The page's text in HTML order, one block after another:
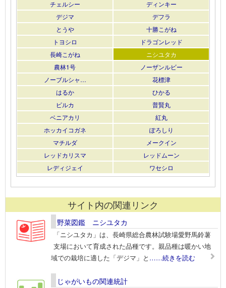
チェルシー
ディンキー
デジマ
デフラ
とうや
十勝こがね
トヨシロ
ドラゴンレッド
長崎こがね
ニシユタカ
農林1号
ノーザンルビー
ノーブルシャ…
花標津
はるか
ひかる
ピルカ
普賢丸
ベニアカリ
紅丸
ホッカイコガネ
ぽろしり
マチルダ
メークイン
レッドカリスマ
レッドムーン
レディジェイ
ワセシロ
サイト内の関連リンク
野菜図鑑 ニシユタカ
「ニシユタカ」は、長崎県総合農林試験場愛野馬鈴薯
支場において育成された品種です。親品種は暖かい地
域での栽培に適した「デジマ」と ……続きを読む
じゃがいもの関連統計